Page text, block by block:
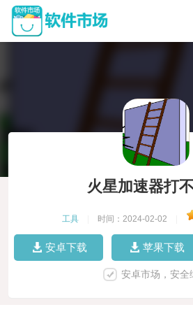
火星加速器打
工具 时间：2024-02-02
安卓下载 苹果下载
安卓市场，安全